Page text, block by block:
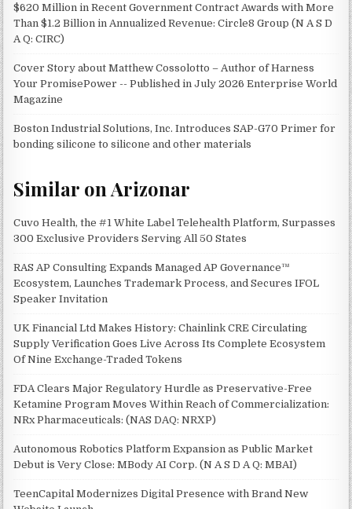
$620 Million in Recent Government Contract Awards with More
Than $1.2 Billion in Annualized Revenue: Circle8 Group (N A S D
A Q: CIRC)
Cover Story about Matthew Cossolotto – Author of Harness
Your PromisePower -- Published in July 2026 Enterprise World
Magazine
Boston Industrial Solutions, Inc. Introduces SAP-G70 Primer for
bonding silicone to silicone and other materials
Similar on Arizonar
Cuvo Health, the #1 White Label Telehealth Platform, Surpasses
300 Exclusive Providers Serving All 50 States
RAS AP Consulting Expands Managed AP Governance™
Ecosystem, Launches Trademark Process, and Secures IFOL
Speaker Invitation
UK Financial Ltd Makes History: Chainlink CRE Circulating
Supply Verification Goes Live Across Its Complete Ecosystem
Of Nine Exchange-Traded Tokens
FDA Clears Major Regulatory Hurdle as Preservative-Free
Ketamine Program Moves Within Reach of Commercialization:
NRx Pharmaceuticals: (NAS DAQ: NRXP)
Autonomous Robotics Platform Expansion as Public Market
Debut is Very Close: MBody AI Corp. (N A S D A Q: MBAI)
TeenCapital Modernizes Digital Presence with Brand New